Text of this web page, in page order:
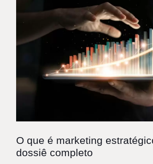
O que é marketing
dossiê completo